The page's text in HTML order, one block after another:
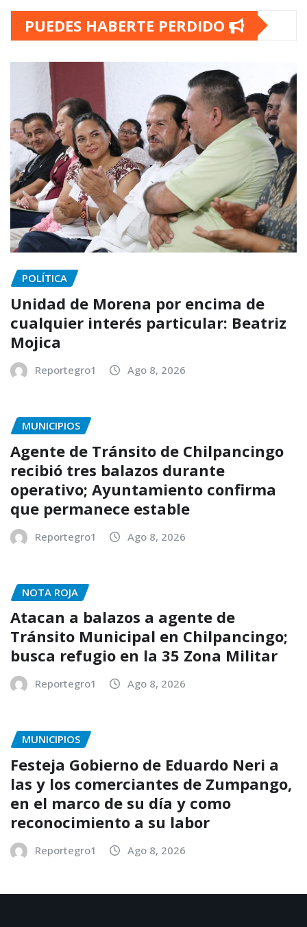
PUEDES HABERTE PERDIDO
POLÍTICA
Unidad de Morena por encima de
cualquier interés particular: Beatriz
Mojica
Reportegro1 Ago 8, 2026
MUNICIPIOS
Agente de Tránsito de Chilpancingo
recibió tres balazos durante
operativo; Ayuntamiento confirma
que permanece estable
Reportegro1 Ago 8, 2026
NOTA ROJA
Atacan a balazos a agente de
Tránsito Municipal en Chilpancingo;
busca refugio en la 35 Zona Militar
Reportegro1 Ago 8, 2026
MUNICIPIOS
Festeja Gobierno de Eduardo Neri a
las y los comerciantes de Zumpango,
en el marco de su día y como
reconocimiento a su labor
Reportegro1 Ago 8, 2026